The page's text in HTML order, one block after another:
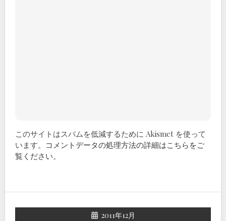
このサイトはスパムを低減するために Akismet を使って
います。 コメントデータの処理方法の詳細はこちらをご
覧ください。
2011年12月